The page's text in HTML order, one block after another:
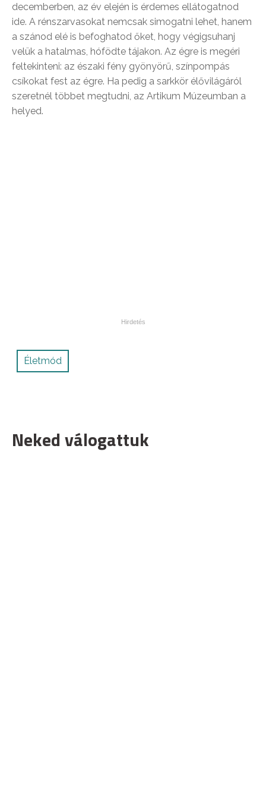
decemberben, az év elején is érdemes ellátogatnod
ide. A rénszarvasokat nemcsak simogatni lehet, hanem
a szánod elé is befoghatod őket, hogy végigsuhanj
velük a hatalmas, hófödte tájakon. Az égre is megéri
feltekinteni: az északi fény gyönyörű, színpompás
csíkokat fest az égre. Ha pedig a sarkkör élővilágáról
szeretnél többet megtudni, az Artikum Múzeumban a
helyed.
Életmód
Neked válogattuk